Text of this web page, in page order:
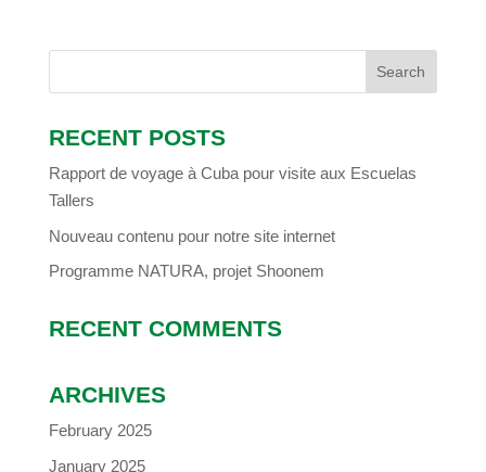
RECENT POSTS
Rapport de voyage à Cuba pour visite aux Escuelas
Tallers
Nouveau contenu pour notre site internet
Programme NATURA, projet Shoonem
RECENT COMMENTS
ARCHIVES
February 2025
January 2025